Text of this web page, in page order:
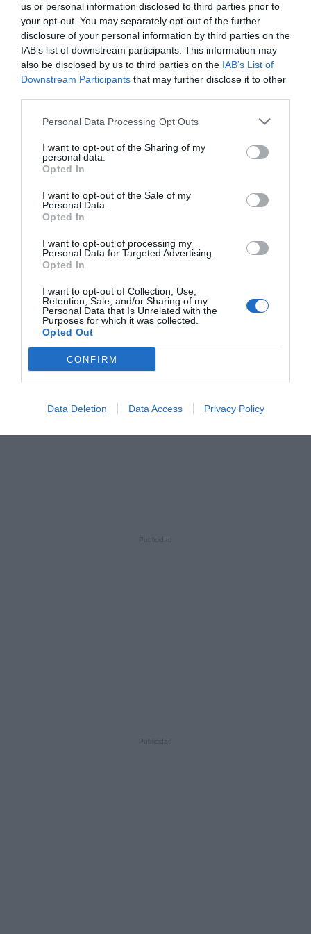
us or personal information disclosed to third parties prior to
your opt-out. You may separately opt-out of the further
disclosure of your personal information by third parties on the
IAB’s list of downstream participants. This information may
also be disclosed by us to third parties on the IAB’s List of
Downstream Participants that may further disclose it to other
Personal Data Processing Opt Outs
I want to opt-out of the Sharing of my
personal data.
Opted In
I want to opt-out of the Sale of my
Personal Data.
Opted In
I want to opt-out of processing my
Personal Data for Targeted Advertising.
Opted In
I want to opt-out of Collection, Use,
Retention, Sale, and/or Sharing of my
Personal Data that Is Unrelated with the
Purposes for which it was collected.
Opted Out
CONFIRM
Data Deletion Data Access Privacy Policy